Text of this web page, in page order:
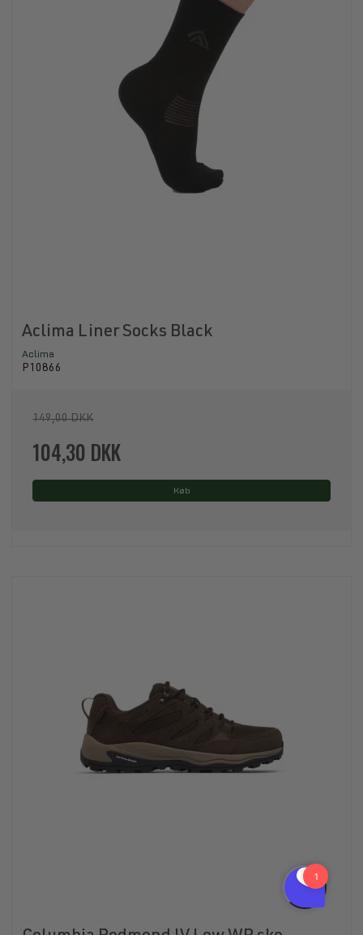
Aclima Liner Socks Black
Aclima
P10866
149,00 DKK
104,30 DKK
Køb